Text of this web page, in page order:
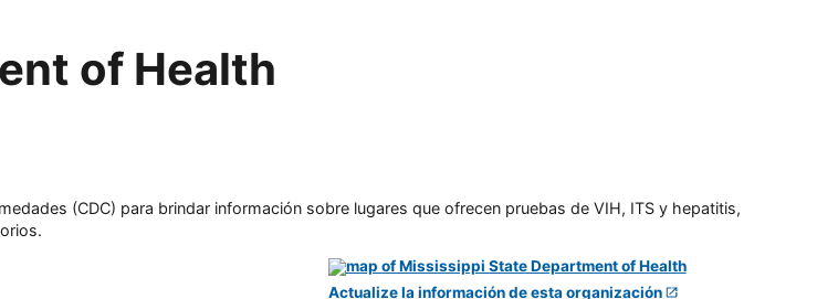
of Health
(CDC) para brindar información sobre lugares que ofrecen pruebas de VIH, ITS y hepatitis,
Actualize la información de esta organización